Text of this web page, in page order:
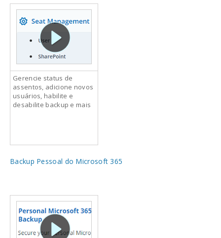
Gerencie status de
assentos, adicione novos
usuários, habilite e
desabilite backup e mais
Backup Pessoal do Microsoft 365